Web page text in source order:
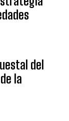
del
la